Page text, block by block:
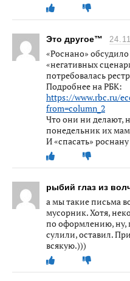
Это другое™
«Роснано»
«негативных
потребовалась
Подробнее на РБК:
https://www.rbc.ru/
from=column_2
Что они ни делают,
понедельник их
И «спасать»
рыбий глаз из
а мы такие письма
мусорник. Хотя,
по оформлению, ну,
сулили, оставил.
всякую.)))